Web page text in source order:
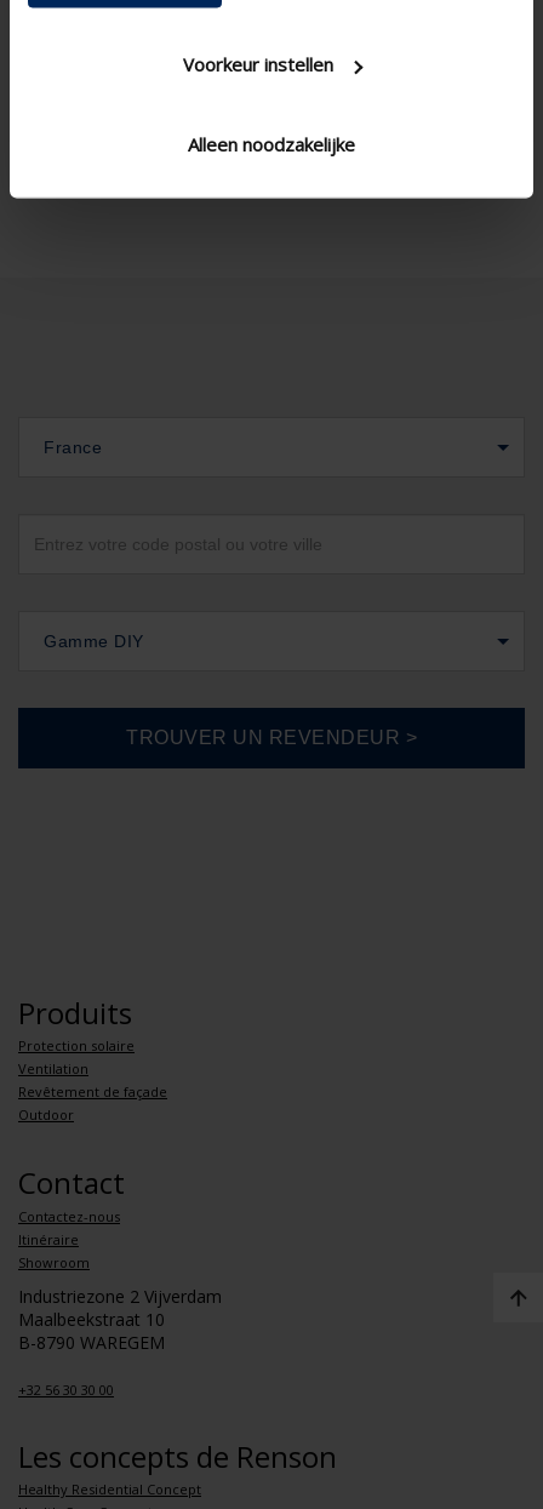
Voorkeur instellen
Alleen noodzakelijke
France
Gamme DIY
Produits
Protection solaire
Ventilation
Revêtement de façade
Outdoor
Contact
Contactez-nous
Itinéraire
Showroom
Industriezone 2 Vijverdam
Maalbeekstraat 10
B-8790 WAREGEM
+32 56 30 30 00
Les concepts de Renson
Healthy Residential Concept